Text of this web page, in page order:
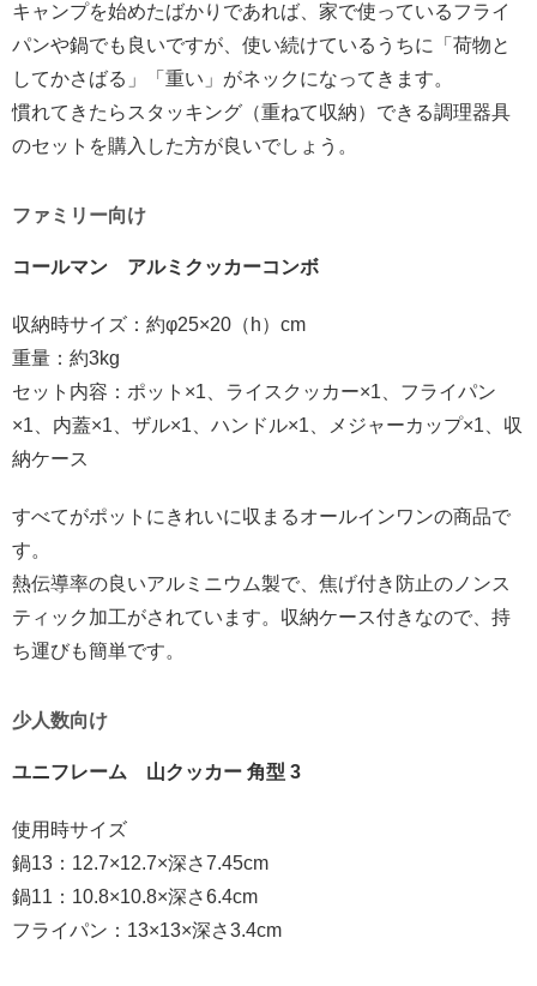
キャンプを始めたばかりであれば、家で使っているフライ
パンや鍋でも良いですが、使い続けているうちに「荷物と
してかさばる」「重い」がネックになってきます。
慣れてきたらスタッキング（重ねて収納）できる調理器具
のセットを購入した方が良いでしょう。
ファミリー向け
コールマン アルミクッカーコンボ
収納時サイズ：約φ25×20（h）cm
重量：約3kg
セット内容：ポット×1、ライスクッカー×1、フライパン
×1、内蓋×1、ザル×1、ハンドル×1、メジャーカップ×1、収
納ケース
すべてがポットにきれいに収まるオールインワンの商品で
す。
熱伝導率の良いアルミニウム製で、焦げ付き防止のノンス
ティック加工がされています。収納ケース付きなので、持
ち運びも簡単です。
少人数向け
ユニフレーム 山クッカー 角型 3
使用時サイズ
鍋13：12.7×12.7×深さ7.45cm
鍋11：10.8×10.8×深さ6.4cm
フライパン：13×13×深さ3.4cm